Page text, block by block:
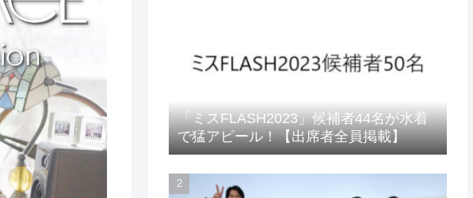
「ミスFLASH2023」候補者44名が水着
で猛アピール！【出席者全員掲載】